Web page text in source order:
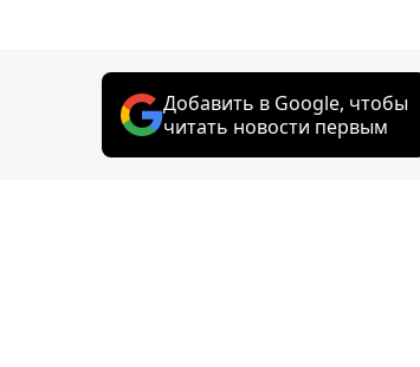
Добавить в Google, чтобы
читать новости первым